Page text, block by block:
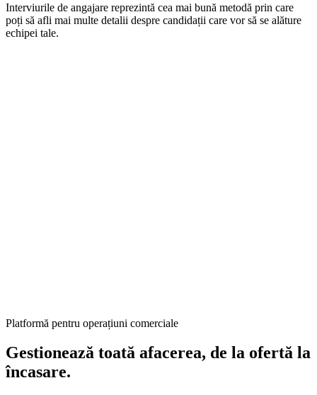
Interviurile de angajare reprezintă cea mai bună metodă prin care
poți să afli mai multe detalii despre candidații care vor să se alăture
echipei tale.
Platformă pentru operațiuni comerciale
Gestionează toată afacerea, de la ofertă la
încasare.